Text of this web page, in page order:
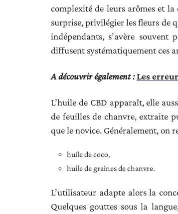
complexité de leurs arômes et la
surprise, privilégier les fleurs de
indépendants, s’avère
diffusent systématiquement ces
A découvrir également :Les
L’huile de CBD apparaît, elle
de feuilles de chanvre, extraite
que le novice. Généralement, on
huile de coco,
huile de graines de chanvre.
L’utilisateur adapte alors la
Quelques gouttes sous la